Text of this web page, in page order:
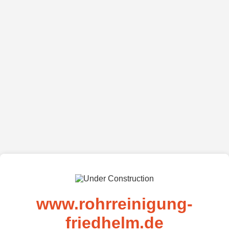
www.rohrreinigung-
friedhelm.de